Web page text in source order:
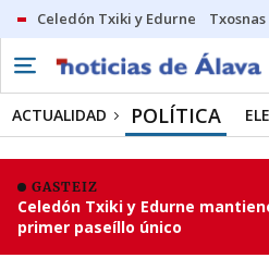
Celedón Txiki y Edurne
ACTUALIDAD POLÍTICA
GASTEIZ
Celedón Txiki y Edurne
primer paseíllo único